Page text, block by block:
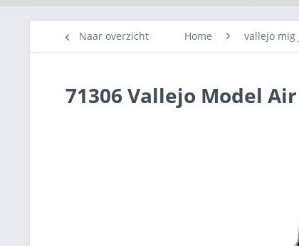
Naar overzicht
Home vallejo mig
71306 Vallejo Model